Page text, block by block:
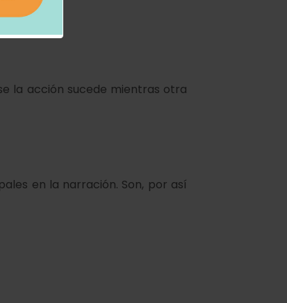
la acción sucede mientras otra
en la narración. Son, por así